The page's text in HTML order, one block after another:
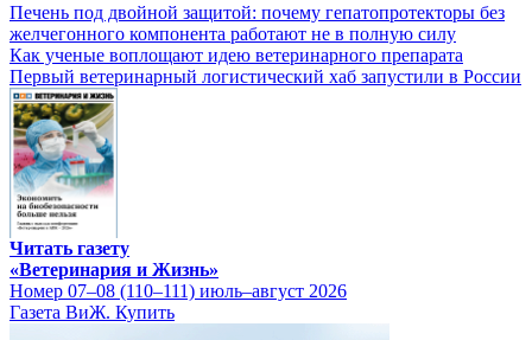
Печень под двойной защитой: почему гепатопротекторы без
желчегонного компонента работают не в полную силу
Как ученые воплощают идею ветеринарного препарата
Первый ветеринарный логистический хаб запустили в России
Читать газету
«Ветеринария и Жизнь»
Номер 07–08 (110–111) июль–август 2026
Газета ВиЖ. Купить